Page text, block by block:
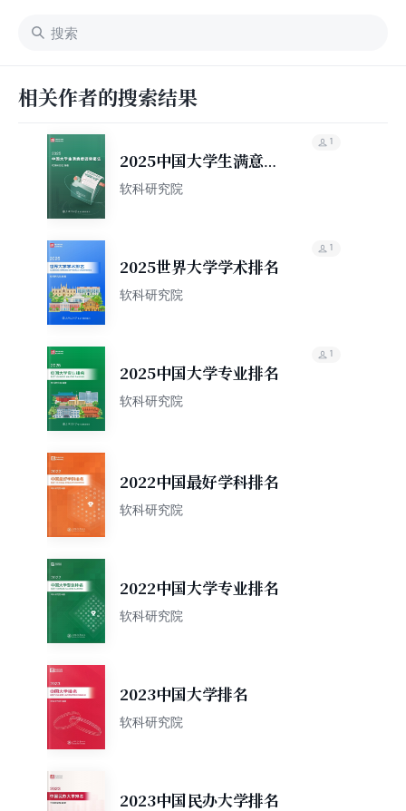
相关作者的搜索结果
2025中国大学生满意度
调查报告
软科研究院
1
2025世界大学学术排名
软科研究院
1
2025中国大学专业排名
软科研究院
1
2022中国最好学科排名
软科研究院
2022中国大学专业排名
软科研究院
2023中国大学排名
软科研究院
2023中国民办大学排名